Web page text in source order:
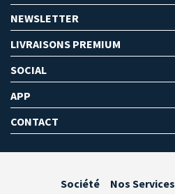
NEWSLETTER
LIVRAISONS PREMIUM
SOCIAL
APP
CONTACT
Société Nos Services